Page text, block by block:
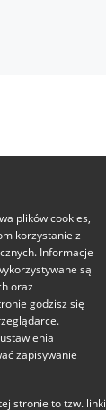
plików cookies,
korzystanie z
Informacje
są
oraz
godzisz się
zapisywanie
stronie to tzw. linki